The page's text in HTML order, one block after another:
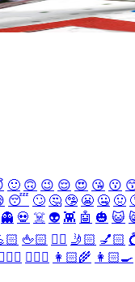
🙂 🙃 😉 😌 😍 😘 😗
😴 🙄 🤔 🤥 😬 🤐 🤢
👻 💀 ☠️ 👽 👾 🤖 🎃 😺
🖕🏻 ✍🏻 🤳🏻 💅🏻
👩🏻‍⚕️ 👨🏻‍⚕️ 👩🏻‍🌾 👩🏻‍🍳